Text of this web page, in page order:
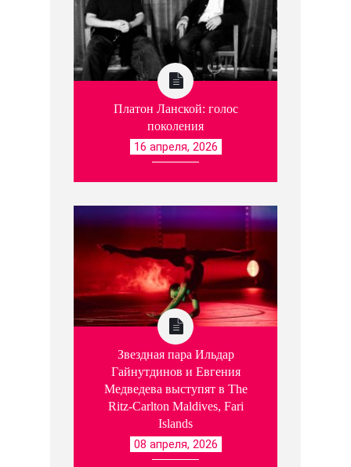
Платон Ланской: голос
поколения
16 апреля, 2026
Звездная пара Ильдар
Гайнутдинов и Евгения
Медведева выступят в The
Ritz-Carlton Maldives, Fari
Islands
08 апреля, 2026